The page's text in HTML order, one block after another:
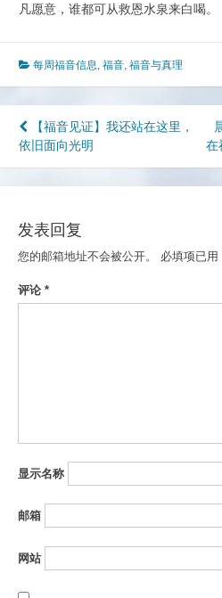
凡愿意，谁都可从救恩水泉来白喝。
每周福音信息, 福音, 福音与真理
文
章
导
航
【福音见证】我还站在这里，
依旧面向光明
在
发表回复
您的邮箱地址不会被公开。 必填项已用
评论 *
显示名称
邮箱
网站